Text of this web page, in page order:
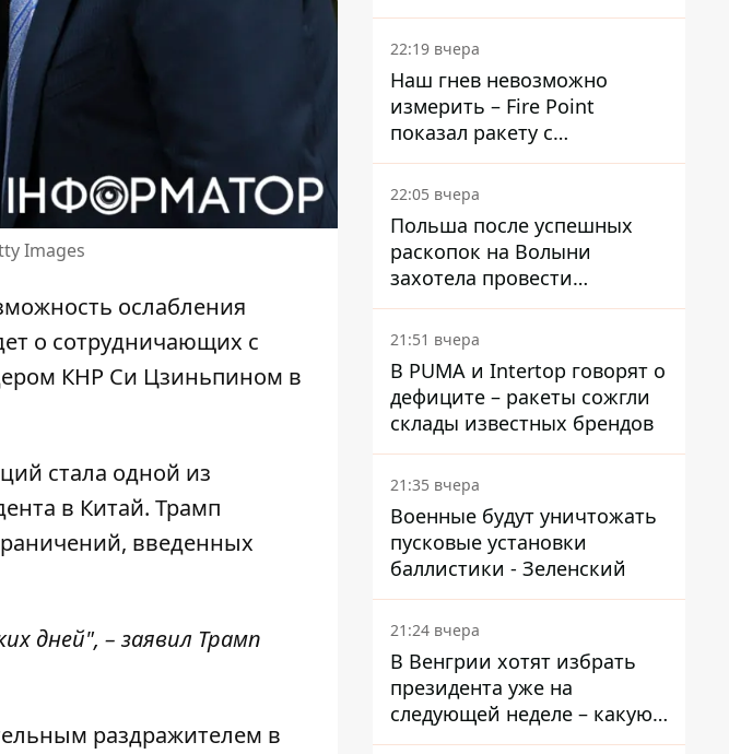
Images
ослабления
о сотрудничающих с
КНР Си Цзиньпином в
стала одной из
в Китай. Трамп
введенных
дней", – заявил Трамп
раздражителем в
раскрыли детали
22:19 вчера
Наш гнев невозможно
измерить – Fire Point
показал ракету с
загадочной отметкой 723
22:05 вчера
Польша после успешных
раскопок на Волыни
захотела провести
эксгумацию в новых местах
21:51 вчера
В PUMA и Intertop говорят о
дефиците – ракеты сожгли
склады известных брендов
21:35 вчера
Военные будут уничтожать
пусковые установки
баллистики - Зеленский
21:24 вчера
В Венгрии хотят избрать
президента уже на
следующей неделе – какую
дату предлагают